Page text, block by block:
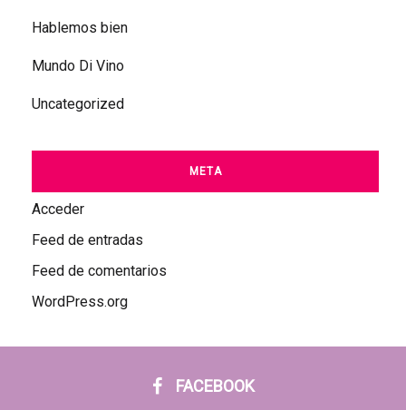
Hablemos bien
Mundo Di Vino
Uncategorized
META
Acceder
Feed de entradas
Feed de comentarios
WordPress.org
FACEBOOK